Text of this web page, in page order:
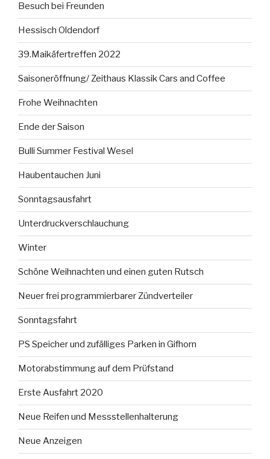
Besuch bei Freunden
Hessisch Oldendorf
39.Maikäfertreffen 2022
Saisoneröffnung/ Zeithaus Klassik Cars and Coffee
Frohe Weihnachten
Ende der Saison
Bulli Summer Festival Wesel
Haubentauchen Juni
Sonntagsausfahrt
Unterdruckverschlauchung
Winter
Schöne Weihnachten und einen guten Rutsch
Neuer frei programmierbarer Zündverteiler
Sonntagsfahrt
PS Speicher und zufälliges Parken in Gifhorn
Motorabstimmung auf dem Prüfstand
Erste Ausfahrt 2020
Neue Reifen und Messstellenhalterung
Neue Anzeigen